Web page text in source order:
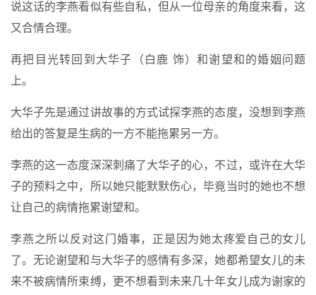
说这话的李燕看似有些自私，但从一位母亲的角度来看，这
又合情合理。
再把目光转回到大华子（白鹿 饰）和谢望和的婚姻问题
上。
大华子先是通过讲故事的方式试探李燕的态度，没想到李燕
给出的答复是生病的一方不能拖累另一方。
李燕的这一态度深深刺痛了大华子的心，不过，或许在大华
子的预料之中，所以她只能默默伤心，毕竟当时的她也不想
让自己的病情拖累谢望和。
李燕之所以反对这门婚事，正是因为她太疼爱自己的女儿
了。无论谢望和与大华子的感情有多深，她都希望女儿的未
来不被病情所束缚，更不想看到未来几十年女儿成为谢家的